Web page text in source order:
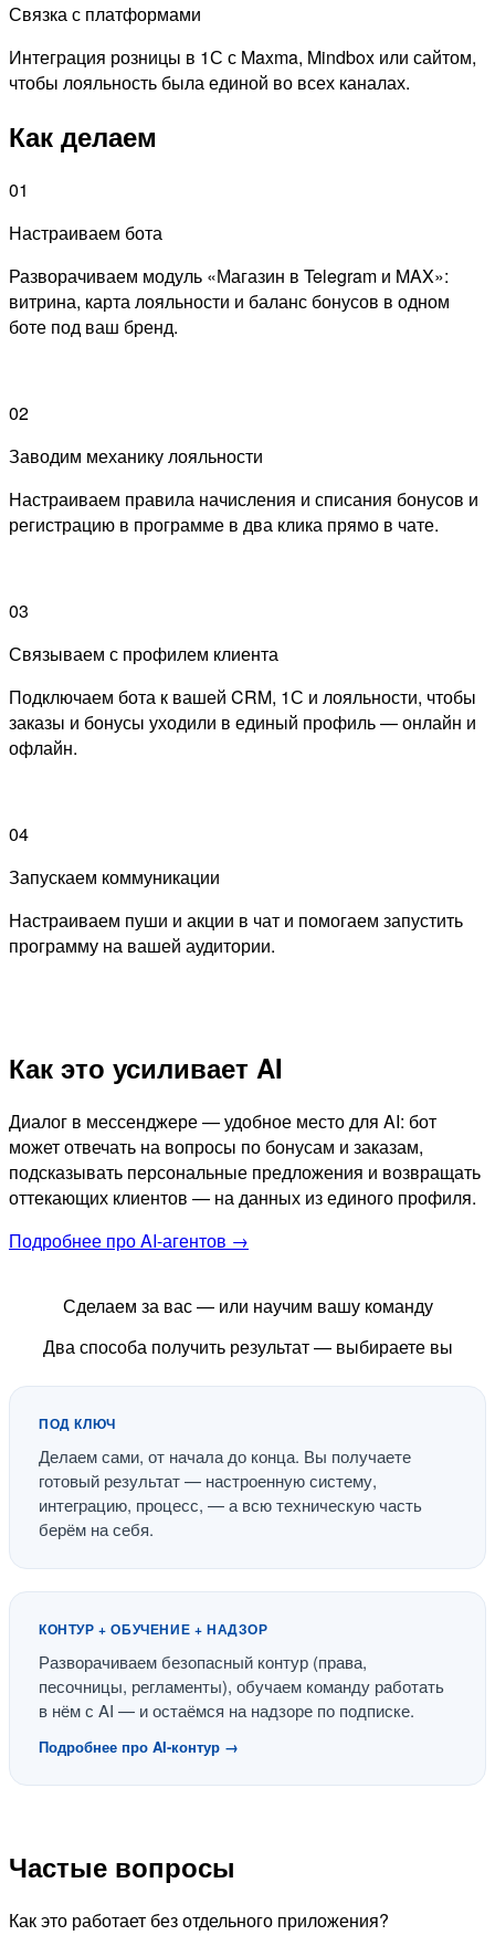
Связка с платформами
Интеграция розницы в 1С с Maxma, Mindbox или сайтом,
чтобы лояльность была единой во всех каналах.
Как делаем
01
Настраиваем бота
Разворачиваем модуль «Магазин в Telegram и MAX»:
витрина, карта лояльности и баланс бонусов в одном
боте под ваш бренд.
02
Заводим механику лояльности
Настраиваем правила начисления и списания бонусов и
регистрацию в программе в два клика прямо в чате.
03
Связываем с профилем клиента
Подключаем бота к вашей CRM, 1С и лояльности, чтобы
заказы и бонусы уходили в единый профиль — онлайн и
офлайн.
04
Запускаем коммуникации
Настраиваем пуши и акции в чат и помогаем запустить
программу на вашей аудитории.
Как это усиливает AI
Диалог в мессенджере — удобное место для AI: бот
может отвечать на вопросы по бонусам и заказам,
подсказывать персональные предложения и возвращать
оттекающих клиентов — на данных из единого профиля.
Подробнее про AI-агентов →
Сделаем за вас — или научим вашу команду
Два способа получить результат — выбираете вы
ПОД КЛЮЧ
Делаем сами, от начала до конца. Вы получаете
готовый результат — настроенную систему,
интеграцию, процесс, — а всю техническую часть
берём на себя.
КОНТУР + ОБУЧЕНИЕ + НАДЗОР
Разворачиваем безопасный контур (права,
песочницы, регламенты), обучаем команду работать
в нём с AI — и остаёмся на надзоре по подписке.
Подробнее про AI-контур →
Частые вопросы
Как это работает без отдельного приложения?